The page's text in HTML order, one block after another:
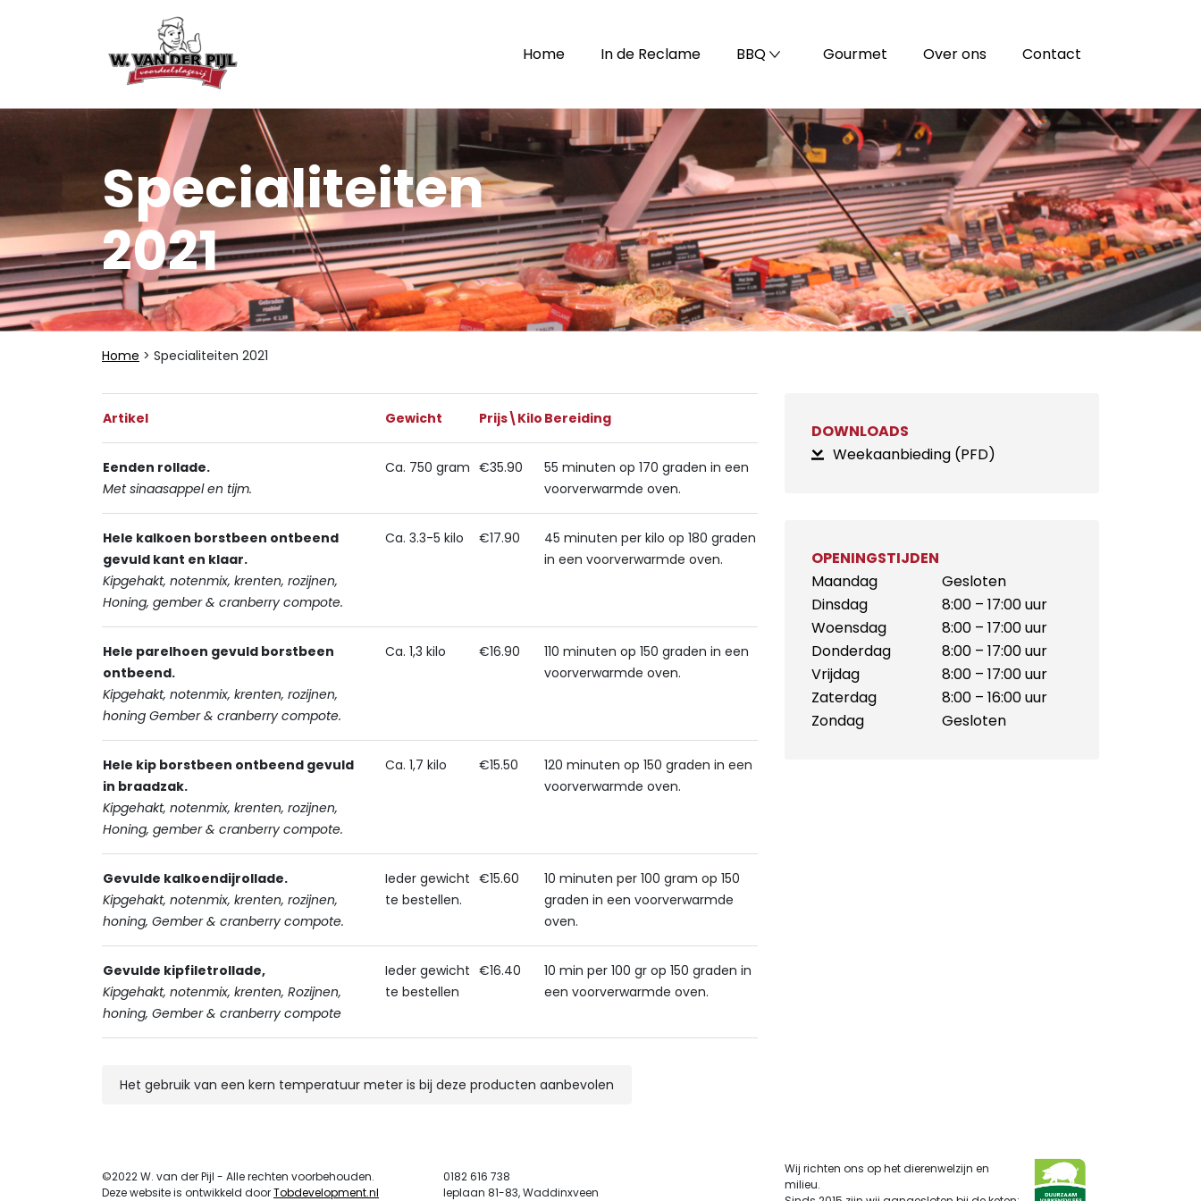
Home In de Reclame BBQ Gourmet Over ons Contact
Specialiteiten
2021
Home > Specialiteiten 2021
Artikel Gewicht Prijs\Kilo Bereiding
Eenden rollade.
Met sinaasappel en tijm.
Ca. 750 gram €35.90
55 minuten op 170 graden in een
voorverwarmde oven.
Hele kalkoen borstbeen ontbeend
gevuld kant en klaar.
Kipgehakt, notenmix, krenten, rozijnen,
Honing, gember & cranberry compote.
Ca. 3.3-5 kilo €17.90
45 minuten per kilo op 180 graden
in een voorverwarmde oven.
Hele parelhoen gevuld borstbeen
ontbeend.
Kipgehakt, notenmix, krenten, rozijnen,
honing Gember & cranberry compote.
Ca. 1,3 kilo €16.90
110 minuten op 150 graden in een
voorverwarmde oven.
Hele kip borstbeen ontbeend gevuld
in braadzak.
Kipgehakt, notenmix, krenten, rozijnen,
Honing, gember & cranberry compote.
Ca. 1,7 kilo €15.50
120 minuten op 150 graden in een
voorverwarmde oven.
Gevulde kalkoendijrollade.
Kipgehakt, notenmix, krenten, rozijnen,
honing, Gember & cranberry compote.
Ieder gewicht
te bestellen.
€15.60
10 minuten per 100 gram op 150
graden in een voorverwarmde
oven.
Gevulde kipfiletrollade,
Kipgehakt, notenmix, krenten, Rozijnen,
honing, Gember & cranberry compote
Ieder gewicht
te bestellen
€16.40
10 min per 100 gr op 150 graden in
een voorverwarmde oven.
Het gebruik van een kern temperatuur meter is bij deze producten aanbevolen
DOWNLOADS
Weekaanbieding (PFD)
OPENINGSTIJDEN
Maandag
Dinsdag
Woensdag
Donderdag
Vrijdag
Zaterdag
Zondag
Gesloten
8:00 – 17:00 uur
8:00 – 17:00 uur
8:00 – 17:00 uur
8:00 – 17:00 uur
8:00 – 16:00 uur
Gesloten
©2022 W. van der Pijl - Alle rechten voorbehouden.
Deze website is ontwikkeld doorTobdevelopment.nl
0182 616 738
Ieplaan 81-83, Waddinxveen
Wij richten ons op het dierenwelzijn en
milieu.